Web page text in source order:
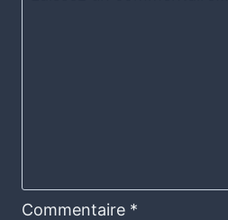
Commentaire *